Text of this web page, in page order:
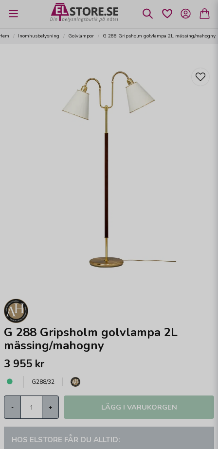
Inomhusbelysning Golvlampor G 288 Gripsholm golvlampa 2L mässing/mahogny
G 288 Gripsholm golvlampa 2L
mässing/mahogny
3 955 kr
G288/32
- + LÄGG I VARUKORGEN
HOS ELSTORE FÅR DU ALLTID: